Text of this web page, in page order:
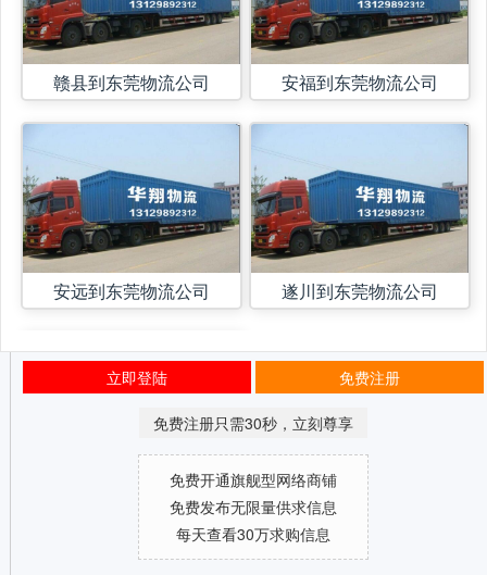
赣县到东莞物流公司
安远到东莞物流公司
安福到东莞物流公司
遂川到东莞物流公司
立即登陆 免费注册
免费注册只需30秒，立刻尊享
免费开通旗舰型网络商铺
免费发布无限量供求信息
每天查看30万求购信息